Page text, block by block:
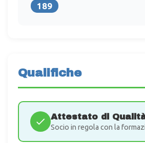
189
Qualifiche
Attestato di
Socio in regola con la